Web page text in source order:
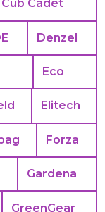
Cub Cadet
Denzel
Eco
Elitech
Forza
Gardena
GreenGear